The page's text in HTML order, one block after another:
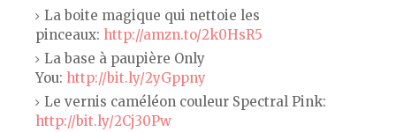
La boite magique qui nettoie les
pinceaux: http://amzn.to/2k0HsR5
La base à paupière Only
You: http://bit.ly/2yGppny
Le vernis caméléon couleur Spectral Pink:
http://bit.ly/2Cj30Pw